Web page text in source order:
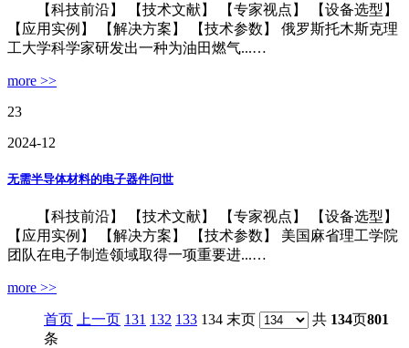
【科技前沿】 【技术文献】 【专家视点】 【设备选型】
【应用实例】 【解决方案】 【技术参数】 俄罗斯托木斯克理
工大学科学家研发出一种为油田燃气...…
more >>
23
2024-12
无需半导体材料的电子器件问世
【科技前沿】 【技术文献】 【专家视点】 【设备选型】
【应用实例】 【解决方案】 【技术参数】 美国麻省理工学院
团队在电子制造领域取得一项重要进...…
more >>
首页 上一页 131 132 133 134 末页 共 134页801
条